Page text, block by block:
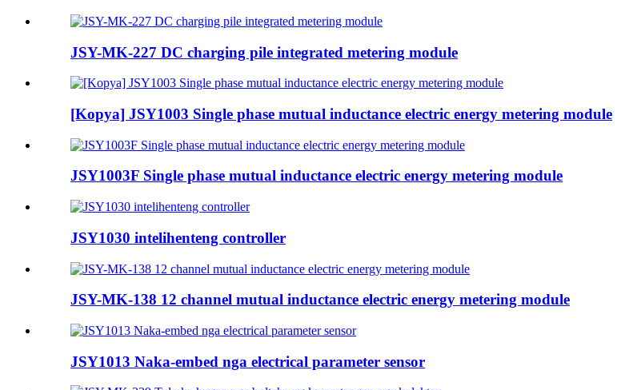
JSY-MK-227 DC charging pile integrated metering module
[Kopya] JSY1003 Single phase mutual inductance electric energy metering module
JSY1003F Single phase mutual inductance electric energy metering module
JSY1030 intelihenteng controller
JSY-MK-138 12 channel mutual inductance electric energy metering module
JSY1013 Naka-embed nga electrical parameter sensor